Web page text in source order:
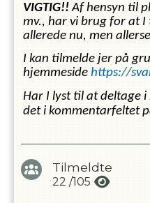
VIGTIG!!Af hensyn til
mv., har vi brug for at I
allerede nu, men
I kan tilmelde jer på
hjemmeside https://
Har I lyst til at deltage
det i kommentarfeltet
Tilmeldte
22 /105